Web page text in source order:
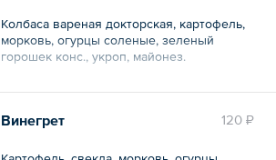
Колбаса вареная докторская, картофель,
морковь, огурцы соленые, зеленый
горошек конс., укроп, майонез.
Общий вес – 150 г
120 ₽
Винегрет